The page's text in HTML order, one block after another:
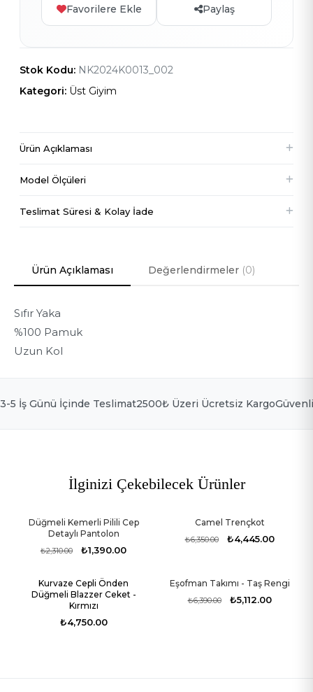
Ülke Seçin
Favorilere Ekle Paylaş
Stok Kodu: NK2024K0013_002
Kategori: Üst Giyim
Ürün Açıklaması
Model Ölçüleri
63 cm
Kalça
Ürün Bedeni
Teslimat Süresi & Kolay İade
Ürün Açıklaması Değerlendirmeler (0)
Sıfır Yaka
%100 Pamuk
Uzun Kol
3-5 İş Günü İçinde Teslimat2500₺ Üzeri Ücretsiz Kargo
İlginizi Çekebilecek Ürünler
-40%
Düğmeli Kemerli Pilili Cep
Detaylı Pantolon
₺2,310.00 ₺1,390.00
Camel Trençkot
₺6,350.00 ₺4,445.00
Stokta Yok
Kurvaze Cepli Önden
Düğmeli Blazzer Ceket -
Kırmızı
₺4,750.00
Eşofman Takımı - Taş Rengi
₺6,390.00 ₺5,112.00